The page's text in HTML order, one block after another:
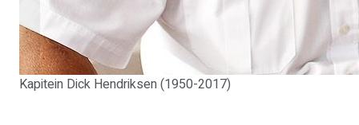
Kapitein Dick Hendriksen (1950-2017)